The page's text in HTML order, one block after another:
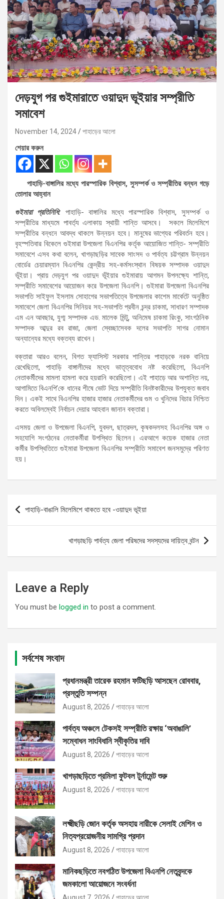
দেড়যুগ পর গুইমারাতে ওয়াদুদ ভূইয়ার সম্প্রীতি
সমাবেশ
November 14, 2024 পাহাড়ের আলো
শেয়ার করুন
পাহাড়ি-বাঙ্গালির মধ্যে পারস্পারিক বিশ্বাস, সুসম্পর্ক ও সম্প্রীতির বন্ধন গড়ে
তোলার আহ্বান
গুইমারা প্রতিনিধি: পাহাড়ি- বাঙ্গালির মধ্যে পারস্পারিক বিশ্বাস, সুসম্পর্ক ও
সম্প্রীতির মাধ্যমে পাবর্ত্য এলাকায় স্থায়ী শান্তি আসবে। সকলে মিলেমিশে
সম্প্রীতির বন্ধনে আবদ্ধ থাকলে উন্নয়ন হবে। মানুষের ভাগ্যের পরিবর্তন হবে।
বৃহস্পতিবার বিকেলে গুইমারা উপজেলা বিএনপির কর্তৃক আয়োজিত শান্তি- সম্প্রীতি
সমাবেশে এসব কথা বলেন, খাগড়াছড়ির সাবেক সাংসদ ও পার্বত্য চট্টগ্রাম উন্নয়ন
বোর্ডের চেয়ারম্যান বিএনপির কেন্দ্রীয় সহ-কর্মসংস্থান বিষয়ক সম্পাদক ওয়াদুদ
ভূঁইয়া। প্রায় দেড়যুগ পর ওয়াদুদ ভূঁইয়ার গুইমারায় আগমন উপলক্ষ্যে শান্তি,
সম্প্রীতি সমাবেশের আয়োজন করে উপজেলা বিএনপি। গুইমারা উপজেলা বিএনপির
সভাপতি সাইফুল ইসলাম সোহাগের সভাপতিত্বে উপজেলার কাশেম মার্কেটে অনুষ্ঠিত
সমাবেশে জেলা বিএনপির সিনিয়র সহ-সভাপতি প্রবীন চন্দ্র চাকমা, সাধারণ সম্পাদক
এম এন আবছার, যুগ্ম সম্পাদক এড. মালেক মিন্টু, অনিমেষ চাকমা রিংকু, সাংগঠনিক
সম্পাদক আব্দুর রব রাজা, জেলা স্বেচ্ছাসেবক দলের সভাপতি সাগর নোমান
অন্যান্যের মধ্যে বক্তব্য রাখেন।
বক্তারা আরও বলেন, বিগত ফ্যাসিস্ট সরকার শান্তির পাহাড়কে নরক বানিয়ে
রেখেছিলো, পাহাড়ি বাঙ্গালীদের মধ্যে ভাতৃত্ববোধ নষ্ট করেছিলো, বিএনপি
নেতাকর্মীদের মামলা হামলা করে হয়রানি করেছিলো। এই পাহাড়ে আর অশান্তি নয়,
আগামিতে বিএনপি’কে ধানের শীষে ভোট দিয়ে সম্প্রীতি বিনষ্টকারীদের উপযুক্ত জবাব
দিন। একই সাথে বিএনপির হাজার হাজার নেতাকর্মীদের গুম ও খুনিদের বিচার নিশ্চিত
করতে অবিলম্বেই নির্বাচন দেয়ার আহবান জানান বক্তারা।
এসময় জেলা ও উপজেলা বিএনপি, যুবদল, ছাত্রদল, কৃষকদলসহ বিএনপির অঙ্গ ও
সহযোগি সংগঠনের নেতাকর্মীরা উপস্থিত ছিলেন। এরআগে কয়েক হাজার নেতা
কর্মীর উপস্থিতিতে গুইমারা উপজেলা বিএনপির সম্প্রীতি সমাবেশ জনসমুদ্রে পরিণত
হয়।
Post
navigation
পাহাড়ি-বাঙালি মিলেমিশে থাকতে হবে -ওয়াদুদ ভূইয়া
খাগড়াছড়ি পার্বত্য জেলা পরিষদের সদস্যদের দায়িত্ব বন্টন
Leave a Reply
You must be logged in to post a comment.
সর্বশেষ সংবাদ
প্রধানমন্ত্রী তারেক রহমান ফটিছড়ি আসছেন রোববার,
প্রস্তুতি সম্পন্ন
August 8, 2026 পাহাড়ের আলো
পার্বত্য অঞ্চলে টেকসই সম্প্রীতি রক্ষায় ‘অবাঙালি’
সম্বোধন সাংবিধানি স্বীকৃতির দাবি
August 8, 2026 পাহাড়ের আলো
খাগড়াছড়িতে প্রমিলা ফুটবল টুর্নামেন্ট শুরু
August 8, 2026 পাহাড়ের আলো
লক্ষ্মীছড়ি জোন কর্তৃক অসহায় নারীকে সেলাই মেশিন ও
নিত্যপ্রয়োজনীয় সামগ্রি প্রদান
August 8, 2026 পাহাড়ের আলো
মানিকছড়িতে নবগঠিত উপজেলা বিএনপি নেতৃবৃন্দকে
জমকালো আয়োজনে সংবর্ধনা